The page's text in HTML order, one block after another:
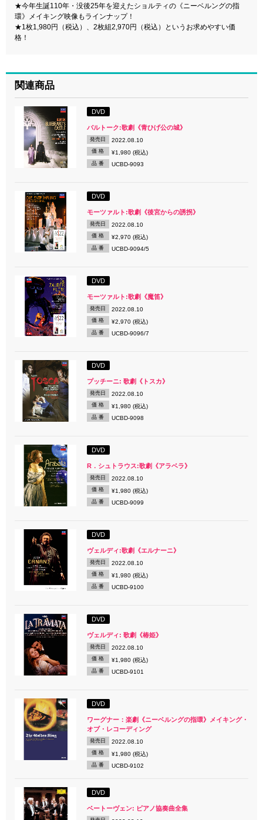
★今年生誕110年・没後25年を迎えたショルティの《ニーベルングの指
環》メイキング映像もラインナップ！
★1枚1,980円（税込）、2枚組2,970円（税込）というお求めやすい価
格！
関連商品
DVD
バルトーク:歌劇《青ひげ公の城》
発売日 2022.08.10
価 格 ¥1,980 (税込)
品 番 UCBD-9093
DVD
モーツァルト:歌劇《後宮からの誘拐》
発売日 2022.08.10
価 格 ¥2,970 (税込)
品 番 UCBD-9094/5
DVD
モーツァルト:歌劇《魔笛》
発売日 2022.08.10
価 格 ¥2,970 (税込)
品 番 UCBD-9096/7
DVD
プッチーニ: 歌劇《トスカ》
発売日 2022.08.10
価 格 ¥1,980 (税込)
品 番 UCBD-9098
DVD
R．シュトラウス:歌劇《アラベラ》
発売日 2022.08.10
価 格 ¥1,980 (税込)
品 番 UCBD-9099
DVD
ヴェルディ:歌劇《エルナーニ》
発売日 2022.08.10
価 格 ¥1,980 (税込)
品 番 UCBD-9100
DVD
ヴェルディ: 歌劇《椿姫》
発売日 2022.08.10
価 格 ¥1,980 (税込)
品 番 UCBD-9101
DVD
ワーグナー：楽劇《ニーベルングの指環》メイキング・
オブ・レコーディング
発売日 2022.08.10
価 格 ¥1,980 (税込)
品 番 UCBD-9102
DVD
ベートーヴェン: ピアノ協奏曲全集